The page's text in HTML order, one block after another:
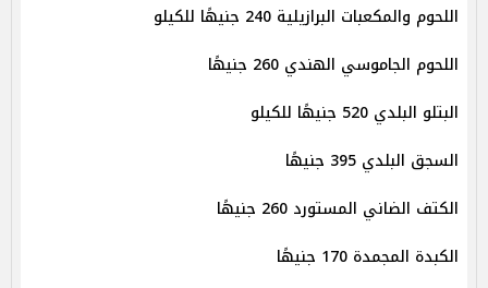
اللحوم والمكعبات البرازيلية 240 جنيهًا للكيلو
اللحوم الجاموسي الهندي 260 جنيهًا
البتلو البلدي 520 جنيهًا للكيلو
السجق البلدي 395 جنيهًا
الكتف الضاني المستورد 260 جنيهًا
الكبدة المجمدة 170 جنيهًا